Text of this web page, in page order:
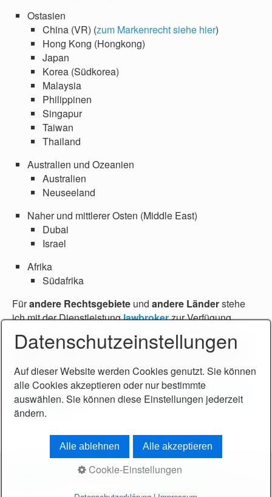
Ostasien
China (VR) (zum Markenrecht siehe hier)
Hong Kong (Hongkong)
Japan
Korea (Südkorea)
Malaysia
Philippinen
Singapur
Taiwan
Thailand
Australien und Ozeanien
Australien
Neuseeland
Naher und mittlerer Osten (Middle East)
Dubai
Israel
Afrika
Südafrika
Fürandere Rechtsgebiete und andere Länderstehe
ich mit der Dienstleistunglawbrokerzur Verfügung.
Umgekehrt stehe ich natürlich auch für
Mandaten aus
zur Verfügung, die sich im deutschen
Markt, in der EU und/oder im EWR betätigen wollen.
Ganz speziell werde ich insoweit fürMandaten aus der
Schweiztätig.
Impressum Datenschutz
Philosophie
Datenschutzeinstellungen
Auf dieser Website werden Cookies genutzt. Sie können
alle Cookies akzeptieren oder nur bestimmte
auswählen. Sie können diese Einstellungen jederzeit
ändern.
Alle ablehnen Alle akzeptieren
Cookie-Einstellungen